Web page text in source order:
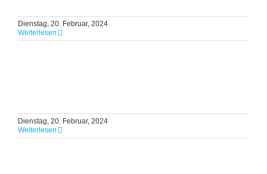
Dienstag, 20. Februar, 2024
Weiterlesen
Dienstag, 20. Februar, 2024
Weiterlesen